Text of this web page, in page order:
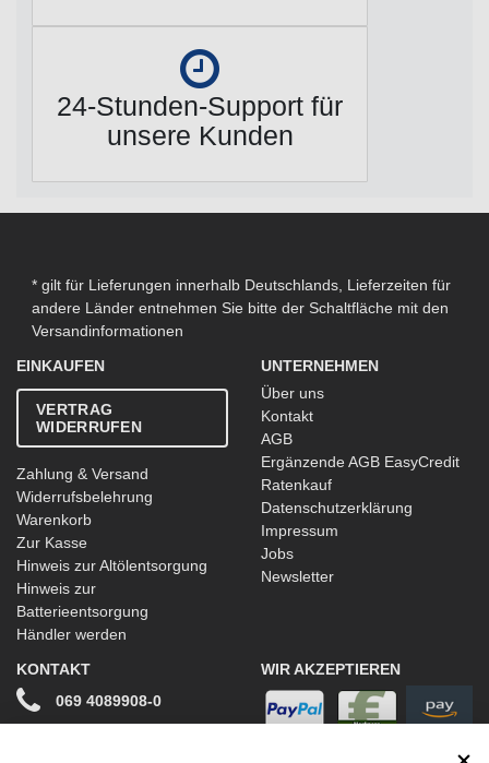
24-Stunden-Support für
unsere Kunden
* gilt für Lieferungen innerhalb Deutschlands, Lieferzeiten für
andere Länder entnehmen Sie bitte der Schaltfläche mit den
Versandinformationen
EINKAUFEN
VERTRAG
WIDERRUFEN
Zahlung & Versand
Widerrufsbelehrung
Warenkorb
Zur Kasse
Hinweis zur Altölentsorgung
Hinweis zur
Batterieentsorgung
Händler werden
UNTERNEHMEN
Über uns
Kontakt
AGB
Ergänzende AGB EasyCredit
Ratenkauf
Datenschutzerklärung
Impressum
Jobs
Newsletter
KONTAKT
069 4089908-0
WIR AKZEPTIEREN